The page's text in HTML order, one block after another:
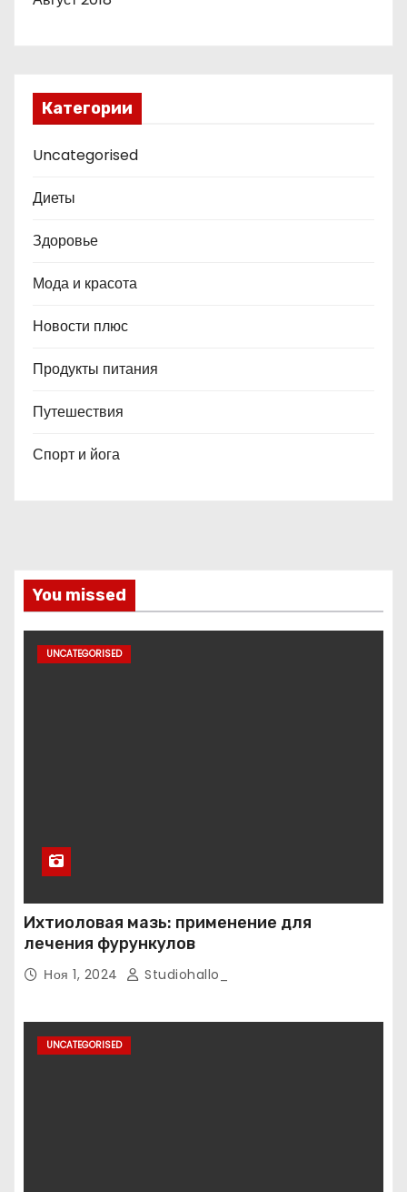
Категории
Uncategorised
Диеты
Здоровье
Мода и красота
Новости плюс
Продукты питания
Путешествия
Спорт и йога
You missed
UNCATEGORISED
Ихтиоловая мазь: применение для
лечения фурункулов
Ноя 1, 2024 Studiohallo_
UNCATEGORISED